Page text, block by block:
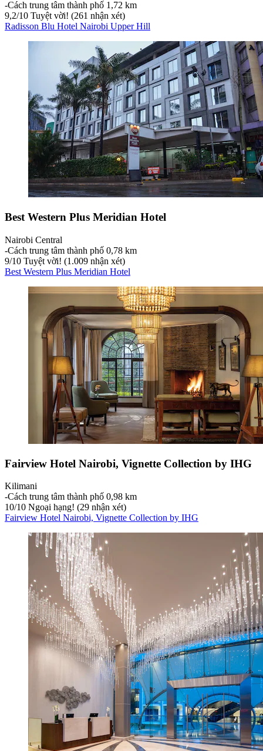
‐Cách trung tâm thành phố 1,72 km
9,2/10 Tuyệt vời! (261 nhận xét)
Radisson Blu Hotel Nairobi Upper Hill
Best Western Plus Meridian Hotel
Nairobi Central
‐Cách trung tâm thành phố 0,78 km
9/10 Tuyệt vời! (1.009 nhận xét)
Best Western Plus Meridian Hotel
Fairview Hotel Nairobi, Vignette Collection by IHG
Kilimani
‐Cách trung tâm thành phố 0,98 km
10/10 Ngoại hạng! (29 nhận xét)
Fairview Hotel Nairobi, Vignette Collection by IHG